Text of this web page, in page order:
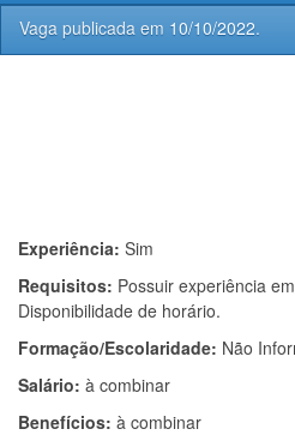
Vaga publicada em 10/10/2022.
Experiência: Sim
Requisitos: Possuir experiência
Disponibilidade de horário.
Formação/Escolaridade: Não
Salário: à combinar
Benefícios: à combinar